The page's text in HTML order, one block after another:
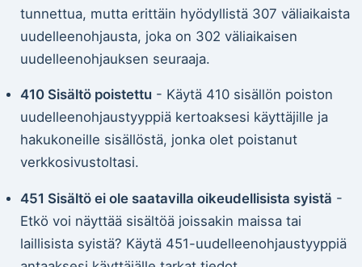
tunnettua, mutta erittäin hyödyllistä 307 väliaikaista
uudelleenohjausta, joka on 302 väliaikaisen
uudelleenohjauksen seuraaja.
410 Sisältö poistettu - Käytä 410 sisällön poiston
uudelleenohjaustyyppiä kertoaksesi käyttäjille ja
hakukoneille sisällöstä, jonka olet poistanut
verkkosivustoltasi.
451 Sisältö ei ole saatavilla oikeudellisista syistä -
Etkö voi näyttää sisältöä joissakin maissa tai
laillisista syistä? Käytä 451-uudelleenohjaustyyppiä